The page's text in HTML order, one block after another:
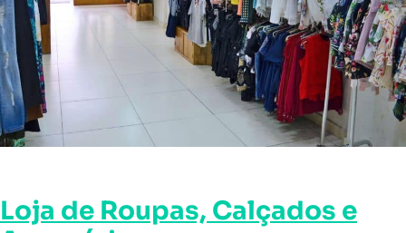
Loja de Roupas, Calçados e